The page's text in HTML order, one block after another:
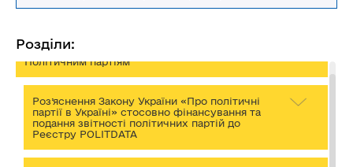
Розділи:
Політичним партіям
Роз’яснення Закону України «Про політичні
партії в Україні» стосовно фінансування та
подання звітності політичних партій до
Реєстру POLITDATA